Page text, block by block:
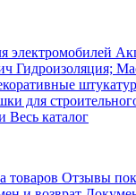
электромобилей
Гидроизоляция;
для
Весь каталог
товаров Отзывы